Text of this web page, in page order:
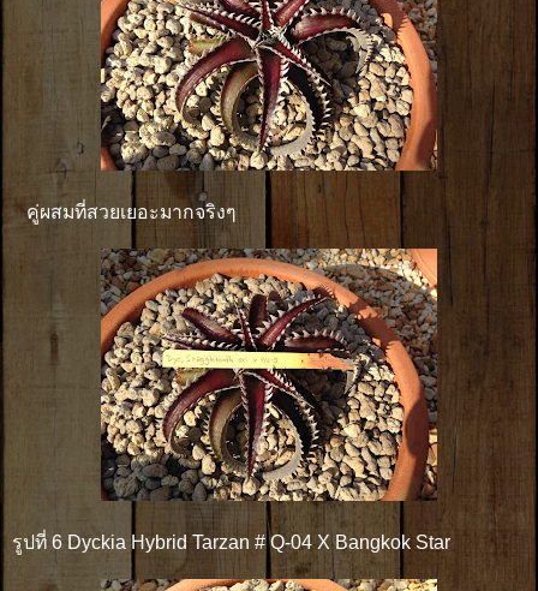
คู่ผสมที่สวยเยอะมากจริงๆ
รูปที่ 6 Dyckia Hybrid Tarzan # Q-04 X Bangkok Star